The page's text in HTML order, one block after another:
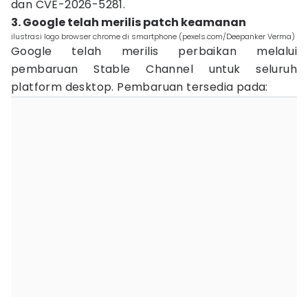
dan CVE-2026-5281.
3. Google telah merilis patch keamanan
ilustrasi logo browser chrome di smartphone (pexels.com/Deepanker Verma)
Google telah merilis perbaikan melalui
pembaruan Stable Channel untuk seluruh
platform desktop. Pembaruan tersedia pada: